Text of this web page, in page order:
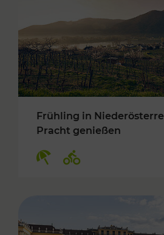
Frühling in
Pracht genießen